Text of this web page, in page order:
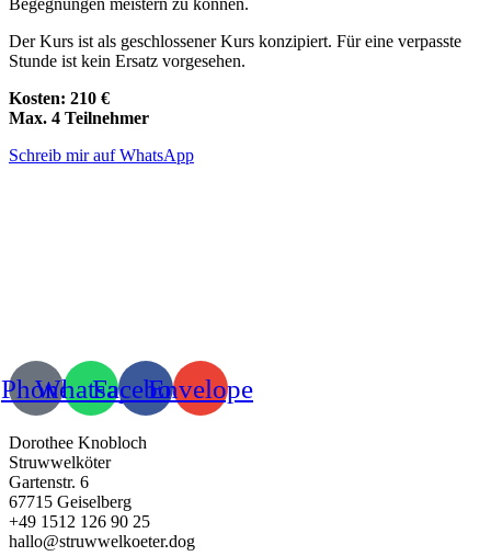
Begegnungen meistern zu können.
Der Kurs ist als geschlossener Kurs konzipiert. Für eine verpasste
Stunde ist kein Ersatz vorgesehen.
Kosten: 210 €
Max. 4 Teilnehmer
Schreib mir auf WhatsApp
PhoneWhatsappFacebookEnvelope
Dorothee Knobloch
Struwwelköter
Gartenstr. 6
67715 Geiselberg
+49 1512 126 90 25
hallo@struwwelkoeter.dog